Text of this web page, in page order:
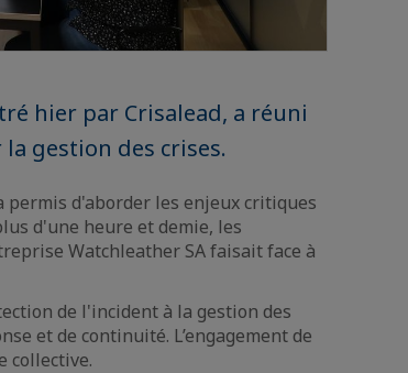
hier par Crisalead, a réuni
gestion des crises.
d'aborder les enjeux critiques
d'une heure et demie, les
Watchleather SA faisait face à
de l'incident à la gestion des
et de continuité. L’engagement de
collective.